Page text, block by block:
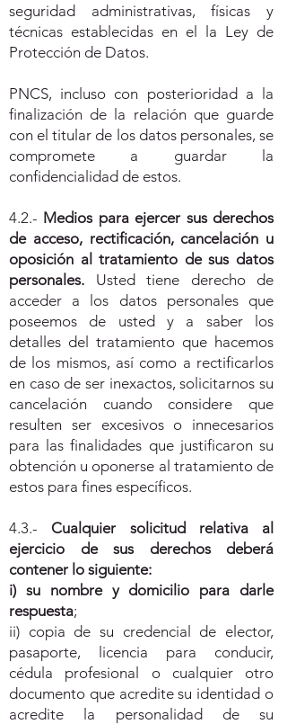
seguridad administrativas, físicas y
técnicas establecidas en el la Ley de
Protección de Datos.
PNCS, incluso con posterioridad a la
finalización de la relación que guarde
con el titular de los datos personales, se
compromete a guardar la
confidencialidad de estos.
4.2.- Medios para ejercer sus derechos
de acceso, rectificación, cancelación u
oposición al tratamiento de sus datos
personales. Usted tiene derecho de
acceder a los datos personales que
poseemos de usted y a saber los
detalles del tratamiento que hacemos
de los mismos, así como a rectificarlos
en caso de ser inexactos, solicitarnos su
cancelación cuando considere que
resulten ser excesivos o innecesarios
para las finalidades que justificaron su
obtención u oponerse al tratamiento de
estos para fines específicos.
4.3.-Cualquier solicitud relativa al
ejercicio de sus derechos deberá
contener lo siguiente:
i) su nombre y domicilio para darle
respuesta;
ii) copia de su credencial de elector,
pasaporte, licencia para conducir,
cédula profesional o cualquier otro
documento que acredite su identidad o
acredite la personalidad de su